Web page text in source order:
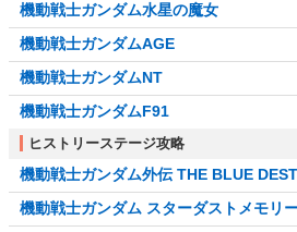
機動戦士ガンダム水星の魔女
機動戦士ガンダムAGE
機動戦士ガンダムNT
機動戦士ガンダムF91
ヒストリーステージ攻略
機動戦士ガンダム外伝 THE BLUE
機動戦士ガンダム スターダストメモリ